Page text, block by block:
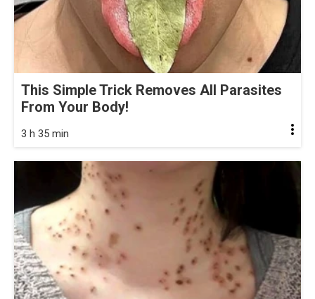
This Simple Trick Removes All Parasites
From Your Body!
3 h 35 min